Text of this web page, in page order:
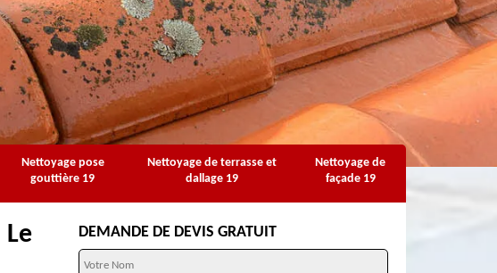
Nettoyage pose
gouttière 19
Nettoyage de terrasse et
dallage 19
Nettoyage de
façade 19
DEMANDE DE DEVIS GRATUIT